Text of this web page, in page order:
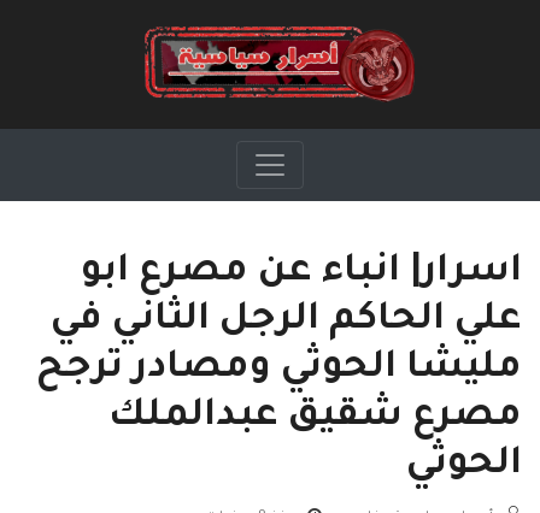
اسرار| انباء عن مصرع ابو
علي الحاكم الرجل الثاني في
مليشا الحوثي ومصادر ترجح
مصرع شقيق عبدالملك
الحوثي